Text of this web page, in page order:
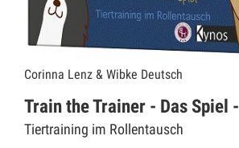
Corinna Lenz & Wibke Deutsch
Train the Trainer - Das Spiel -
Tiertraining im Rollentausch